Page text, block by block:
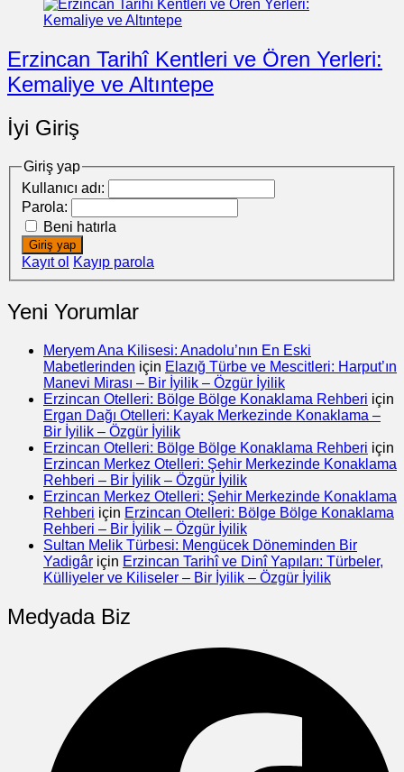
Erzincan Tarihî Kentleri ve Ören Yerleri:
Kemaliye ve Altıntepe
İyi Giriş
Giriş yap
Kullanıcı adı:
Parola:
Beni hatırla
Giriş yap
Kayıt ol Kayıp parola
Yeni Yorumlar
Meryem Ana Kilisesi: Anadolu’nın En Eski
Mabetlerinden için Elazığ Türbe ve Mescitleri: Harput’ın
Manevi Mirası – Bir İyilik – Özgür İyilik
Erzincan Otelleri: Bölge Bölge Konaklama Rehberi için
Ergan Dağı Otelleri: Kayak Merkezinde Konaklama –
Bir İyilik – Özgür İyilik
Erzincan Otelleri: Bölge Bölge Konaklama Rehberi için
Erzincan Merkez Otelleri: Şehir Merkezinde Konaklama
Rehberi – Bir İyilik – Özgür İyilik
Erzincan Merkez Otelleri: Şehir Merkezinde Konaklama
Rehberi için Erzincan Otelleri: Bölge Bölge Konaklama
Rehberi – Bir İyilik – Özgür İyilik
Sultan Melik Türbesi: Mengücek Döneminden Bir
Yadigâr için Erzincan Tarihî ve Dinî Yapıları: Türbeler,
Külliyeler ve Kiliseler – Bir İyilik – Özgür İyilik
Medyada Biz